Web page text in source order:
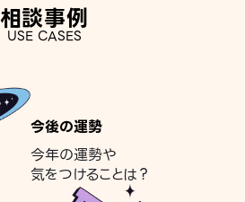
相談事例
USE CASES
今後の運勢
今年の運勢や
気をつけることは？